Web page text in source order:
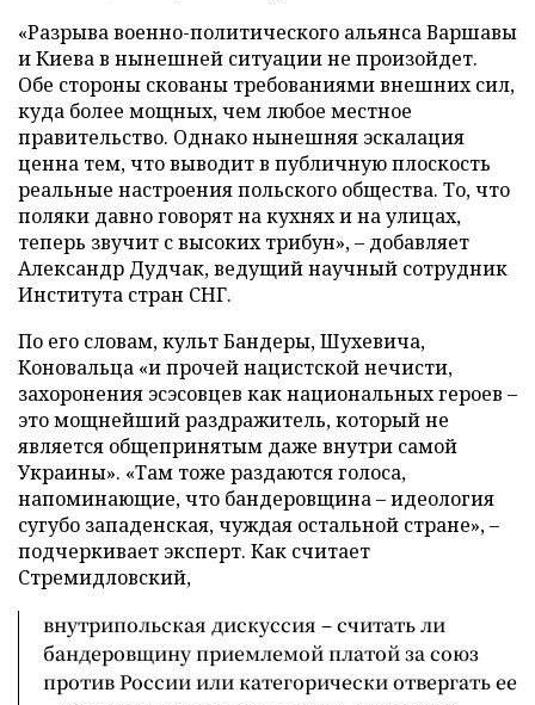
«Разрыва военно-политического альянса Варшавы
и Киева в нынешней ситуации не произойдет.
Обе стороны скованы требованиями внешних сил,
куда более мощных, чем любое местное
правительство. Однако нынешняя эскалация
ценна тем, что выводит в публичную плоскость
реальные настроения польского общества. То, что
поляки давно говорят на кухнях и на улицах,
теперь звучит с высоких трибун», – добавляет
Александр Дудчак, ведущий научный сотрудник
Института стран СНГ.
По его словам, культ Бандеры, Шухевича,
Коновальца «и прочей нацистской нечисти,
захоронения эсэсовцев как национальных героев –
это мощнейший раздражитель, который не
является общепринятым даже внутри самой
Украины». «Там тоже раздаются голоса,
напоминающие, что бандеровщина – идеология
сугубо западенская, чуждая остальной стране», –
подчеркивает эксперт. Как считает
Стремидловский,
внутрипольская дискуссия – считать ли
бандеровщину приемлемой платой за союз
против России или категорически отвергать ее